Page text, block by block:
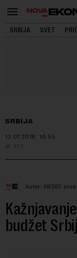
SRBIJA SVET
SRBIJA
13.07.2018. 10:55
RTS
Autor: AIESEC zove
budžet